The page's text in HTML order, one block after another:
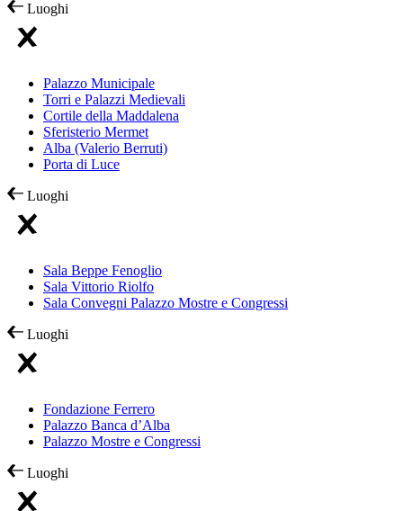
Luoghi
Palazzo Municipale
Torri e Palazzi Medievali
Cortile della Maddalena
Sferisterio Mermet
Alba (Valerio Berruti)
Porta di Luce
Luoghi
Sala Beppe Fenoglio
Sala Vittorio Riolfo
Sala Convegni Palazzo Mostre e Congressi
Luoghi
Fondazione Ferrero
Palazzo Banca d’Alba
Palazzo Mostre e Congressi
Luoghi